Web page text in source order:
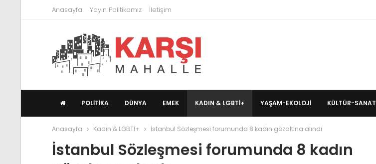
Anasayfa Yayın Politikamız İletişim
POLITIKA DÜNYA EMEK KADIN & LGBTİ+ YAŞAM-EKOLOJI KÜLTÜR-SANAT
Anasayfa Kadın & LGBTİ+ İstanbul Sözleşmesi forumunda 8 kadın gözaltına alındı
İstanbul Sözleşmesi forumunda 8 kadın